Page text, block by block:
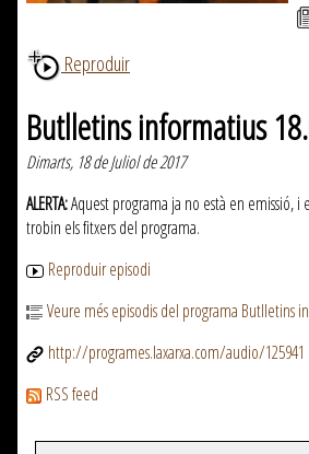
Reproduir
Butlletins informatius
Dimarts, 18 de Juliol de 2017
ALERTA:Aquest programa ja no està en emissió, i
trobin els fitxers del programa.
Reproduir episodi
Veure més episodis del programa Butlletins
http://programes.laxarxa.com/audio/125941
RSS feed